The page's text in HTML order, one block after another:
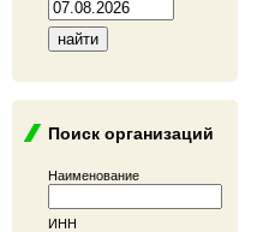
Поиск организаций
Наименование
ИНН